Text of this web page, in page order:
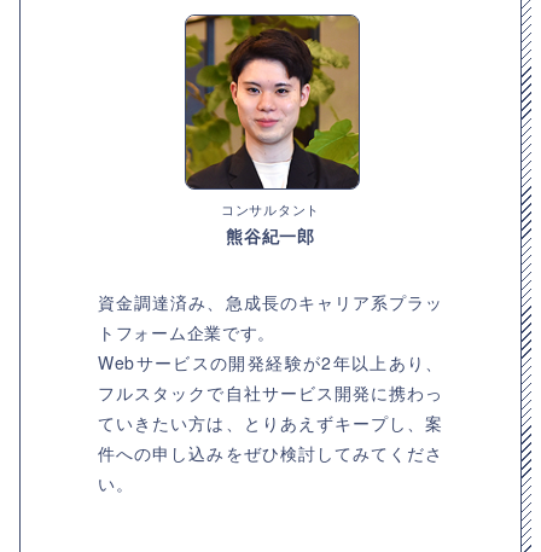
コンサルタント
熊谷紀一郎
資金調達済み、急成長のキャリア系プラッ
トフォーム企業です。
Webサービスの開発経験が2年以上あり、
フルスタックで自社サービス開発に携わっ
ていきたい方は、とりあえずキープし、案
件への申し込みをぜひ検討してみてくださ
い。